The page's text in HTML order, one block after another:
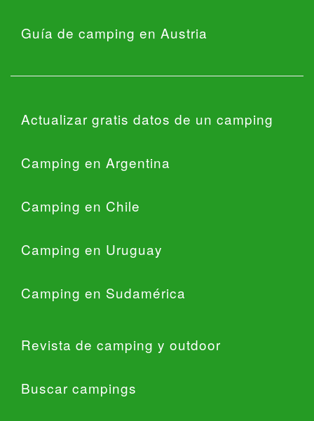
Guía de camping en Austria
Actualizar gratis datos de un camping
Camping en Argentina
Camping en Chile
Camping en Uruguay
Camping en Sudamérica
Revista de camping y outdoor
Buscar campings